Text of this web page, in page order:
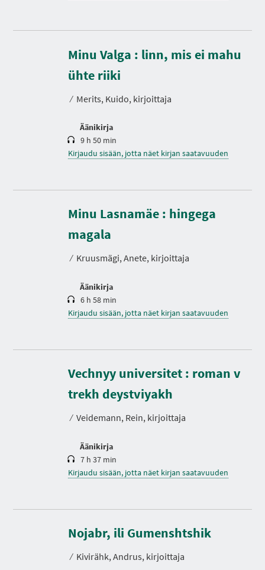
Minu Valga : linn, mis ei mahu
ühte riiki
⁄ Merits, Kuido, kirjoittaja
Äänikirja
K
e
s
t
9 h 50 min
Kirjaudu sisään, jotta näet kirjan saatavuuden
Minu Lasnamäe : hingega
magala
⁄ Kruusmägi, Anete, kirjoittaja
Äänikirja
K
e
s
t
6 h 58 min
Kirjaudu sisään, jotta näet kirjan saatavuuden
Vechnyy universitet : roman v
trekh deystviyakh
⁄ Veidemann, Rein, kirjoittaja
Äänikirja
K
e
s
t
7 h 37 min
Kirjaudu sisään, jotta näet kirjan saatavuuden
Nojabr, ili Gumenshtshik
⁄ Kivirähk, Andrus, kirjoittaja
K
s
t